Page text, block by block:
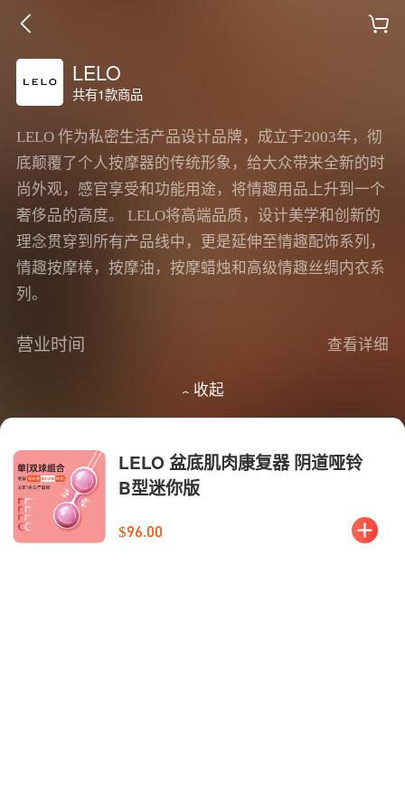
LELO
共有1款商品
LELO 作为私密生活产品设计品牌，成立于2003年，彻
底颠覆了个人按摩器的传统形象，给大众带来全新的时
尚外观，感官享受和功能用途，将情趣用品上升到一个
奢侈品的高度。 LELO将高端品质，设计美学和创新的
理念贯穿到所有产品线中，更是延伸至情趣配饰系列，
情趣按摩棒，按摩油，按摩蜡烛和高级情趣丝绸内衣系
列。
营业时间 查看详细
收起
LELO 盆底肌肉康复器 阴道哑铃
B型迷你版
$96.00